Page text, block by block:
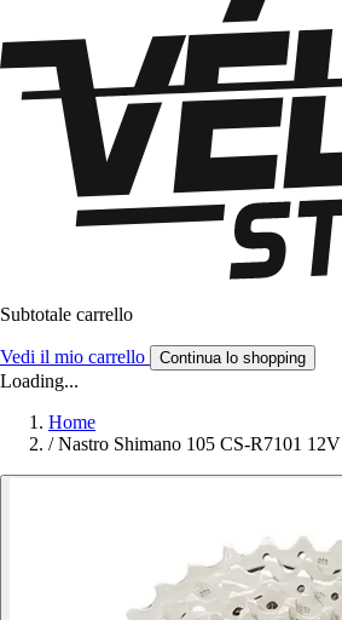
Subtotale carrello
Vedi il mio carrello Continua lo shopping
Loading...
Home
/ Nastro Shimano 105 CS-R7101 12V